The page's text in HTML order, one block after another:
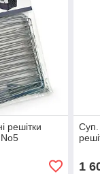
решітки
Суп.
1